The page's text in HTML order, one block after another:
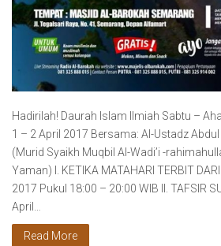
Hadirilah! Daurah Islam Ilmiah Sabtu –
1 – 2 April 2017 Bersama: Al-Ustadz
(Murid Syaikh Muqbil Al-Wadi’i -
Yaman) I. KETIKA MATAHARI TERBIT
2017 Pukul 18:00 – 20:00 WIB II. TAFSIR
April…
Read More